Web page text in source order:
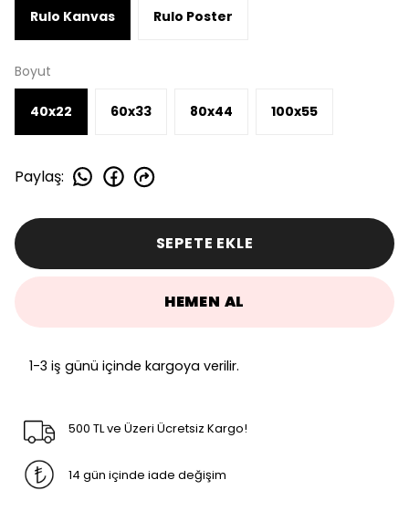
Rulo Kanvas Rulo Poster
Boyut
40x22 60x33 80x44 100x55
Paylaş:
SEPETE EKLE
HEMEN AL
1-3 iş günü içinde kargoya verilir.
500 TL ve Üzeri Ücretsiz Kargo!
14 gün içinde iade değişim